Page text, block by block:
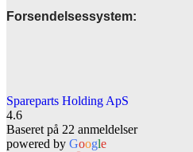
Forsendelsessystem:
Spareparts Holding ApS
4.6
Baseret på 22 anmeldelser
powered by Google